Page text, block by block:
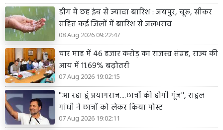
डीग में छह इंच से ज्यादा बारिश : जयपुर, चूरू, सीकर
सहित कई जिलों में बारिश से जलभराव
08 Aug 2026 09:22:47
चार माह में 46 हजार करोड़ का राजस्व संग्रह, राज्य की
आय में 11.69% बढ़ोतरी
07 Aug 2026 19:02:15
''आ रहा हूं प्रयागराज....छात्रों की होगी गूंज'', राहुल
गांधी ने छात्रों को लेकर किया पोस्ट
07 Aug 2026 19:02:11